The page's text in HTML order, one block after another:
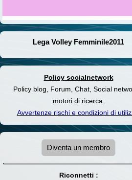
Lega Volley Femminile2011
Policy socialnetwork
Policy blog, Forum, Chat, Social
motori di ricerca.
Avvertenze rischi e condizioni di
Diventa un membro
Riconnetti :